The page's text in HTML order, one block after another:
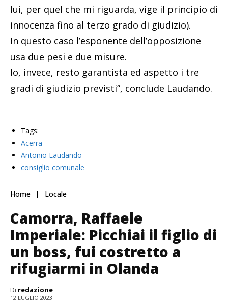
lui, per quel che mi riguarda, vige il principio di
innocenza fino al terzo grado di giudizio).
In questo caso l’esponente dell’opposizione
usa due pesi e due misure.
Io, invece, resto garantista ed aspetto i tre
gradi di giudizio previsti”, conclude Laudando.
Tags:
Acerra
Antonio Laudando
consiglio comunale
Home Locale
Camorra, Raffaele
Imperiale: Picchiai il figlio di
un boss, fui costretto a
rifugiarmi in Olanda
Di redazione
12 LUGLIO 2023